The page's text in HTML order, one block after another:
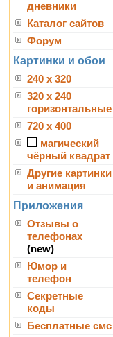
дневники
Каталог сайтов
Форум
Картинки и обои
240 x 320
320 x 240
горизонтальные
720 x 400
магический
чёрный квадрат
Другие картинки
и анимация
Приложения
Отзывы о
телефонах
(new)
Юмор и
телефон
Секретные
коды
Бесплатные смс